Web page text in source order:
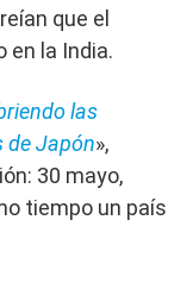
que el
en la India.
las
de Japón»,
30 mayo,
tiempo un país